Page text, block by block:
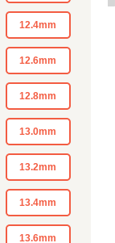
12.4mm
12.6mm
12.8mm
13.0mm
13.2mm
13.4mm
13.6mm